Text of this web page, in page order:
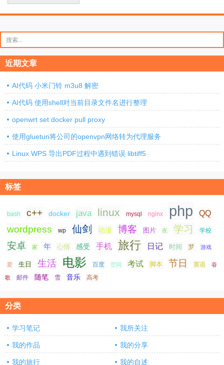
索：
近期文章
AI代码 小米门铃 m3u8 解密
AI代码 使用shell对当前目录文件名进行整理
openwrt set docker pull proxy
使用gluetun将公司的openvpn网络转为代理服务
Linux WPS 导出PDF过程中遇到错误 libtiff5
标签
bash c++ docker java linux mysql nginx php QQ
wordpress wp 仙剑 动漫 博客 图片 夜 学习 学校
安卓 家 年 心情 感受 手机 旅行 日记 时间 梦 游戏
爱 生日 生活 电影 百度 空间 考试 脚本 节日 英语 谷
歌 邮件 随笔 雪 音乐 高考
分类
学习笔记 我所关注
我的作品 我的分享
我的旅行 我的自述